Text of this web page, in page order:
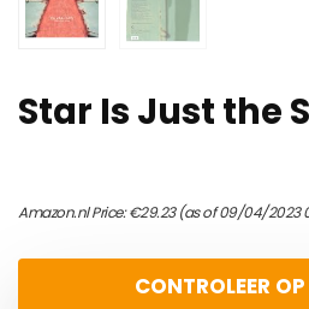
Star Is Just the
Amazon.nl Price:€29.23(as of 09/04/2023
CONTROLEER